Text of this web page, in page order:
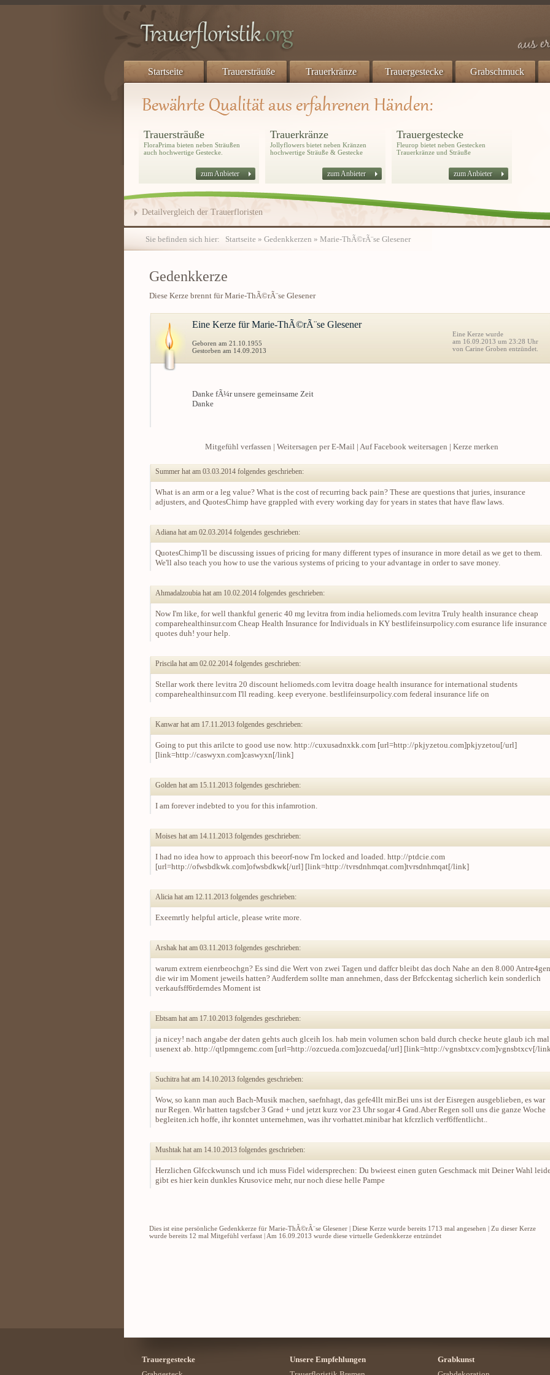
Startseite Trauersträuße Trauerkränze Trauergestecke Grabschmuck
Detailvergleich der Trauerfloristen
Trauersträuße
FloraPrima bieten neben Sträußen
auch hochwertige Gestecke.
zum Anbieter
Trauerkränze
Jollyflowers bietet neben Kränzen
hochwertige Sträuße & Gestecke
zum Anbieter
Trauergestecke
Fleurop bietet neben Gestecken
Trauerkränze und Sträuße
zum Anbieter
Sie befinden sich hier: Startseite » Gedenkkerzen » Marie-ThÃ©rÃ¨se Glesener
Gedenkkerze
Diese Kerze brennt für Marie-ThÃ©rÃ¨se Glesener
Eine Kerze für Marie-ThÃ©rÃ¨se Glesener
Geboren am 21.10.1955
Gestorben am 14.09.2013
Eine Kerze wurde
am 16.09.2013 um 23:28 Uhr
von Carine Groben entzündet.
Danke fÃ¼r unsere gemeinsame Zeit
Danke
Mitgefühl verfassen | Weitersagen per E-Mail | Auf Facebook weitersagen | Kerze merken
Summer hat am 03.03.2014 folgendes geschrieben:
What is an arm or a leg value? What is the cost of recurring back pain? These are questions that juries, insurance
adjusters, and QuotesChimp have grappled with every working day for years in states that have flaw laws.
Adiana hat am 02.03.2014 folgendes geschrieben:
QuotesChimp'll be discussing issues of pricing for many different types of insurance in more detail as we get to them.
We'll also teach you how to use the various systems of pricing to your advantage in order to save money.
Ahmadalzoubia hat am 10.02.2014 folgendes geschrieben:
Now I'm like, for well thankful generic 40 mg levitra from india heliomeds.com levitra Truly health insurance cheap
comparehealthinsur.com Cheap Health Insurance for Individuals in KY bestlifeinsurpolicy.com esurance life insurance
quotes duh! your help.
Priscila hat am 02.02.2014 folgendes geschrieben:
Stellar work there levitra 20 discount heliomeds.com levitra doage health insurance for international students
comparehealthinsur.com I'll reading. keep everyone. bestlifeinsurpolicy.com federal insurance life on
Kanwar hat am 17.11.2013 folgendes geschrieben:
Going to put this arilcte to good use now. http://cuxusadnxkk.com [url=http://pkjyzetou.com]pkjyzetou[/url]
[link=http://caswyxn.com]caswyxn[/link]
Golden hat am 15.11.2013 folgendes geschrieben:
I am forever indebted to you for this infamrotion.
Moises hat am 14.11.2013 folgendes geschrieben:
I had no idea how to approach this beeorf-now I'm locked and loaded. http://ptdcie.com
[url=http://ofwsbdkwk.com]ofwsbdkwk[/url] [link=http://tvrsdnhmqat.com]tvrsdnhmqat[/link]
Alicia hat am 12.11.2013 folgendes geschrieben:
Exeemrtly helpful article, please write more.
Arshak hat am 03.11.2013 folgendes geschrieben:
warum extrem eienrbeochgn? Es sind die Wert von zwei Tagen und daffcr bleibt das doch Nahe an den 8.000
die wir im Moment jeweils hatten? Audferdem sollte man annehmen, dass der Brfcckentag sicherlich kein sonderlich
verkaufsff6rderndes Moment ist
Ebtsam hat am 17.10.2013 folgendes geschrieben:
ja nicey! nach angabe der daten gehts auch glceih los. hab mein volumen schon bald durch checke heute glaub ich mal
usenext ab. http://qtlpmngemc.com [url=http://ozcueda.com]ozcueda[/url] [link=http://vgnsbtxcv.com]vgnsbtxcv[/
Suchitra hat am 14.10.2013 folgendes geschrieben:
Wow, so kann man auch Bach-Musik machen, saefnhagt, das gefe4llt mir.Bei uns ist der Eisregen ausgeblieben, es war
nur Regen. Wir hatten tagsfcber 3 Grad + und jetzt kurz vor 23 Uhr sogar 4 Grad.Aber Regen soll uns die ganze Woche
begleiten.ich hoffe, ihr konntet unternehmen, was ihr vorhattet.minibar hat kfcrzlich verf6ffentlicht..
Mushtak hat am 14.10.2013 folgendes geschrieben:
Herzlichen Glfcckwunsch und ich muss Fidel widersprechen: Du bwieest einen guten Geschmack mit Deiner Wahl
gibt es hier kein dunkles Krusovice mehr, nur noch diese helle Pampe
Dies ist eine persönliche Gedenkkerze für Marie-ThÃ©rÃ¨se Glesener | Diese Kerze wurde bereits 1713 mal angesehen | Zu dieser Kerze
wurde bereits 12 mal Mitgefühl verfasst | Am 16.09.2013 wurde diese virtuelle Gedenkkerze entzündet
Trauergestecke
Unsere Empfehlungen
Grabkunst